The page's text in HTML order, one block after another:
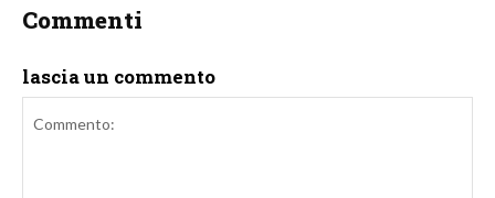
Commenti
lascia un commento